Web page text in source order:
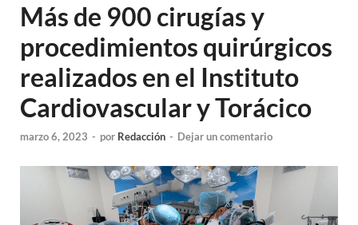
Más de 900 cirugías y
procedimientos quirúrgicos
realizados en el Instituto
Cardiovascular y Torácico
marzo 6, 2023 - por Redacción - Dejar un comentario